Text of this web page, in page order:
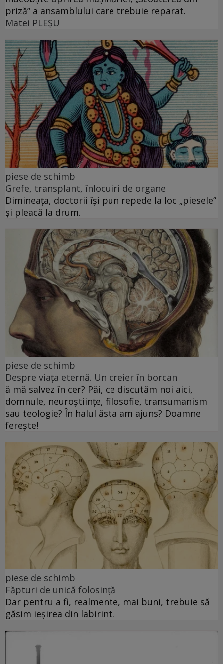
priză” a ansamblului care trebuie reparat.
Matei PLEŞU
piese de schimb
Grefe, transplant, înlocuiri de organe
Dimineața, doctorii își pun repede la loc „piesele”
și pleacă la drum.
piese de schimb
Despre viața eternă. Un creier în borcan
ă mă salvez în cer? Păi, ce discutăm noi aici,
domnule, neuroștiințe, filosofie, transumanism
sau teologie? În halul ăsta am ajuns? Doamne
ferește!
piese de schimb
Făpturi de unică folosință
Dar pentru a fi, realmente, mai buni, trebuie să
găsim ieșirea din labirint.